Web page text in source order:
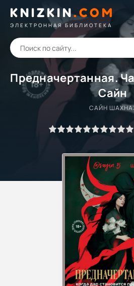
KNIZKIN.COM
ЭЛЕКТРОННАЯ БИБЛИОТЕКА
Предначертанная.
Сайн
САЙН